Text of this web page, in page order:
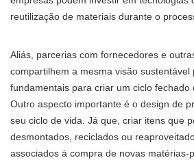
reutilização de materiais durante o
Aliás, parcerias com fornecedores e
compartilhem a mesma visão sustentável
fundamentais para criar um ciclo fechado
Outro aspecto importante é o design de
seu ciclo de vida. Já que, criar itens que
desmontados, reciclados ou
associados à compra de novas matérias-